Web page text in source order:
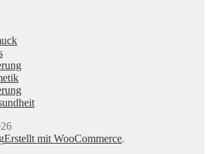
Erstellt mit WooCommerce.